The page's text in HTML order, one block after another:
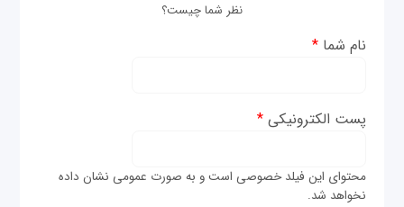
نظر شما چیست؟
نام شما*
پست الکترونیکی*
محتوای این فیلد خصوصی است و به صورت عمومی نشان داده
نخواهد شد.